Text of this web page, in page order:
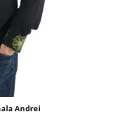
Andrei